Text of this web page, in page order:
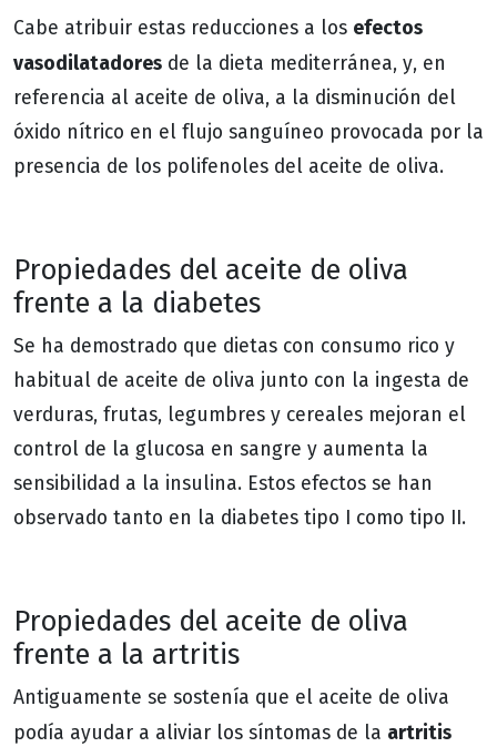
Cabe atribuir estas reducciones a los efectos
vasodilatadores de la dieta mediterránea, y, en
referencia al aceite de oliva, a la disminución del
óxido nítrico en el flujo sanguíneo provocada por la
presencia de los polifenoles del aceite de oliva.
Propiedades del aceite de oliva
frente a la diabetes
Se ha demostrado que dietas con consumo rico y
habitual de aceite de oliva junto con la ingesta de
verduras, frutas, legumbres y cereales mejoran el
control de la glucosa en sangre y aumenta la
sensibilidad a la insulina. Estos efectos se han
observado tanto en la diabetes tipo I como tipo II.
Propiedades del aceite de oliva
frente a la artritis
Antiguamente se sostenía que el aceite de oliva
podía ayudar a aliviar los síntomas de la artritis